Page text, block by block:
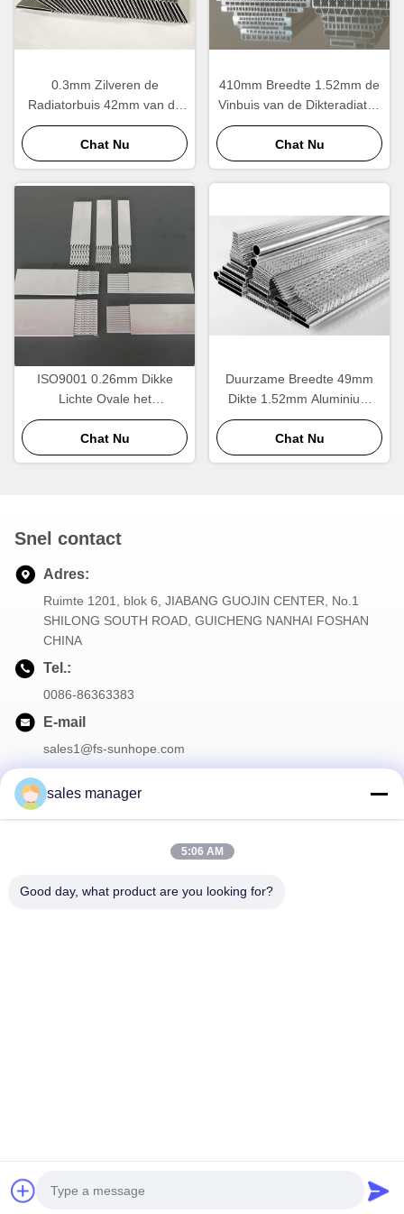
0.3mm Zilveren de
Radiatorbuis 42mm van de
Dikte Verticale Industrie
Breedte
Chat Nu
410mm Breedte 1.52mm de
Vinbuis van de Dikteradiator,
OEM van
Radiatorvervangstukken de
Dienst
Chat Nu
ISO9001 0.26mm Dikke
Lichte Ovale het
Aluminiumrechthoek van de
Radiatorbuis
Chat Nu
Duurzame Breedte 49mm
Dikte 1.52mm Aluminium
Vierkante Buis voor
Autoradiator
Chat Nu
Snel contact
Adres:
Ruimte 1201, blok 6, JIABANG GUOJIN CENTER, No.1
SHILONG SOUTH ROAD, GUICHENG NANHAI FOSHAN
CHINA
Tel.:
0086-86363383
E-mail
sales1@fs-sunhope.com
machine maken Auteursrecht © 2021-2026 FOSHAN SUNHOPE
CO.,LTD. Alle rechten voorbehouden.
sales manager
5:06 AM
Good day, what product are you looking for?